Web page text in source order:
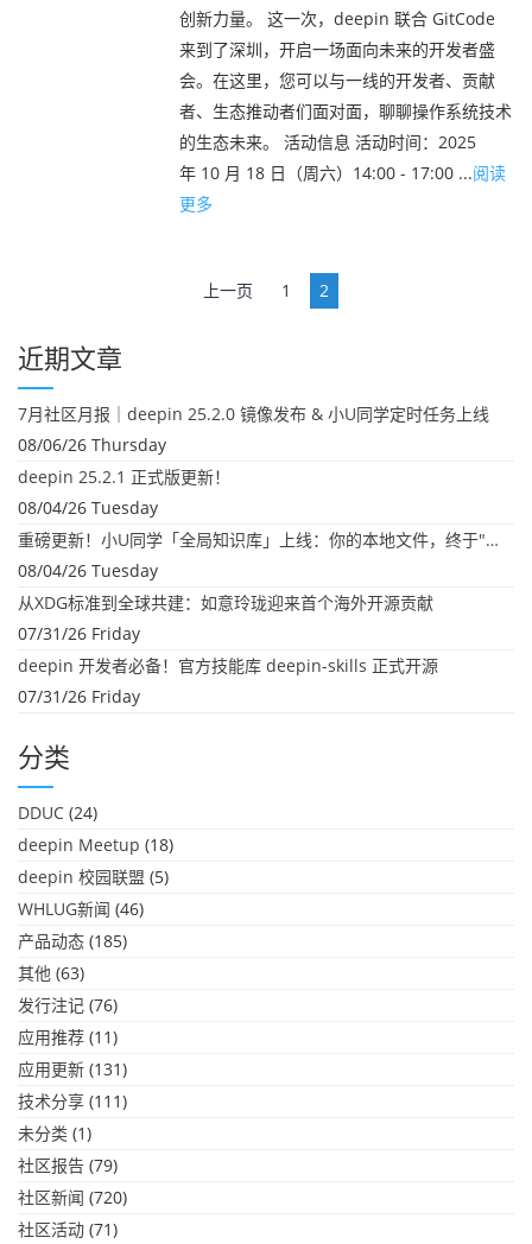
创新力量。 这一次，deepin 联合 GitCode
来到了深圳，开启一场面向未来的开发者盛
会。在这里，您可以与一线的开发者、贡献
者、生态推动者们面对面，聊聊操作系统技术
的生态未来。 活动信息 活动时间：2025
年 10 月 18 日（周六）14:00 - 17:00 ...阅读
更多
航
上一页 1 2
近期文章
7月社区月报｜deepin 25.2.0 镜像发布 & 小U同学定时任务上线
08/06/26 Thursday
deepin 25.2.1 正式版更新！
08/04/26 Tuesday
重磅更新！小U同学「全局知识库」上线：你的本地文件，终于"活"起来了
08/04/26 Tuesday
从XDG标准到全球共建：如意玲珑迎来首个海外开源贡献
07/31/26 Friday
deepin 开发者必备！官方技能库 deepin-skills 正式开源
07/31/26 Friday
分类
DDUC (24)
deepin Meetup (18)
deepin 校园联盟 (5)
WHLUG新闻 (46)
产品动态 (185)
其他 (63)
发行注记 (76)
应用推荐 (11)
应用更新 (131)
技术分享 (111)
未分类 (1)
社区报告 (79)
社区新闻 (720)
社区活动 (71)